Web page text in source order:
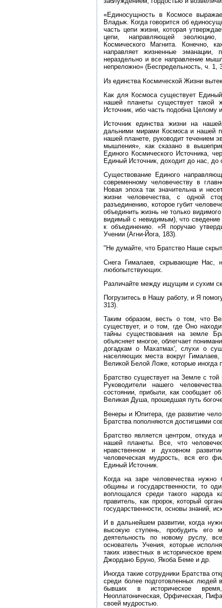
«Единосущность в Космосе
Владык. Когда говорится об
часть цепи жизни, которая
цепи, направляющей эволюцию,
Космического Магнита. Конечно,
направляет жизненные эманации,
нераздельно и все направление
непреложно» (Беспредельность, ч. 1,
Из единства Космической Жизни
Как для Космоса существует
нашей планеты существует
Источник, ибо часть подобна Целому
Источник единства жизни на
дальними мирами Космоса и нашей
нашей планете, руководит течением
мышления», как сказано в
Единого Космического Источника,
Единый Источник, доходит до нас, до
Существование Единого
современному человечеству в
Новая эпоха так значительна и
жизни человечества, с одной
разъединению, которое губит
объединить жизнь не только
видимый с невидимым), что
к объединению. «Я поручаю
Учении (Агни‑Йога, 183).
"Не думайте, что Братство Наше
Снега Гималаев, скрывающие Нас,
любопытствующих.
Различайте между ищущим и сухим
Погрузитесь в Нашу работу, и Я
313).
Таким образом, весть о том, что
существует, и о том, где Оно
тайны существования на земле
объясняет многое, облегчает
догадкам о Махатмах', слухи о
населяющих места вокруг
Великой Белой Ложе, которые иногда
Братство существует на Земле с
Руководители нашего
состоянии, прибыли, как сообщает
Великая Душа, прошедшая путь
Венеры и Юпитера, где развитие
Братства пополняются достигшими
Братство является центром, откуда
нашей планеты. Все, что
нравственном и духовном
человеческая мудрость, вся его
Единый Источник.
Когда на заре человечества
общины и государственности, то
воплощался среди такого народа
правитель, как пророк, который
государственности, основы знаний,
И в дальнейшем развитии, когда
высокую ступень, пробудить его
деятельность по новому руслу,
основатель Учения, которые
таких известных в историческое
Джордано Бруно, Якоба Беме и др.
Иногда такие сотрудники Братства
среди более подготовленных
бывших в историческое время,
Неоплатоническая, Орфическая,
своей мудростью.